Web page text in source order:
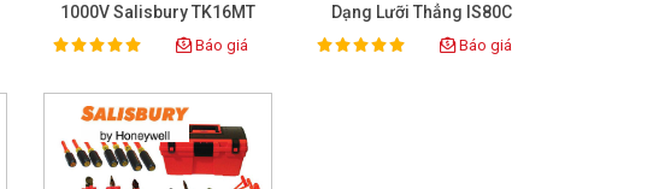
1000V Salisbury TK16MT
Tiêu Chuẩn IEC
Rating:
100% Báo giá
Dạng Lưỡi Thẳng IS80C
Rating:
100% Báo giá